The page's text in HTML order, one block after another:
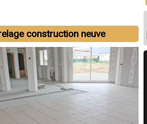
construction neuve